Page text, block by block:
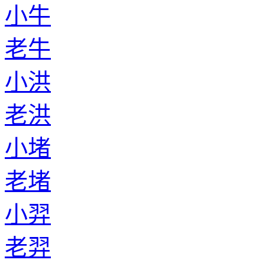
小牛
老牛
小洪
老洪
小堵
老堵
小羿
老羿